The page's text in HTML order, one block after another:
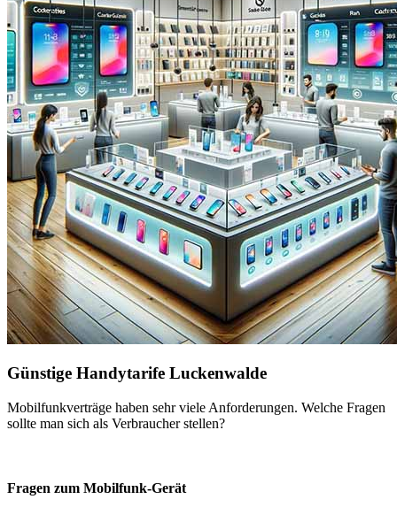
Günstige Handytarife Luckenwalde
Mobilfunkverträge haben sehr viele Anforderungen. Welche Fragen
sollte man sich als Verbraucher stellen?
Fragen zum Mobilfunk-Gerät